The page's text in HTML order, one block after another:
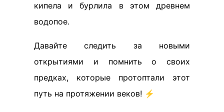
кипела и бурлила в этом древнем
водопое.
Давайте следить за новыми
открытиями и помнить о своих
предках, которые протоптали этот
путь на протяжении веков! ⚡